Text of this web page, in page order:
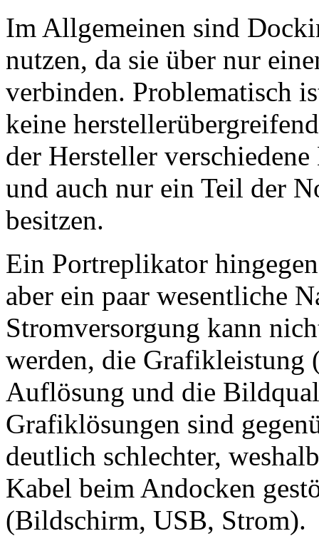
Im Allgemeinen sind
nutzen, da sie über nur
verbinden. Problematisch
keine
der Hersteller
und auch nur ein Teil der
besitzen.
Ein Portreplikator
aber ein paar wesentliche
Stromversorgung kann
werden, die Grafikleistung
Auflösung und die
Grafiklösungen sind
deutlich schlechter,
Kabel beim Andocken
(Bildschirm, USB, Strom).